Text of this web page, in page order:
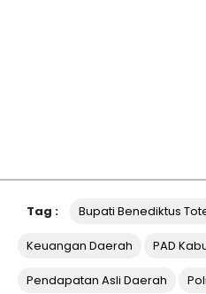
Tag : Bupati Benediktus
Keuangan Daerah PAD
Pendapatan Asli Daerah